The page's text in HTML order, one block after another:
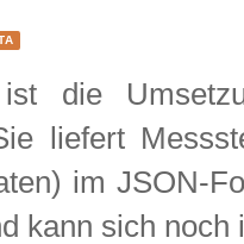
die
liefert
im JSON-
kann sich noch